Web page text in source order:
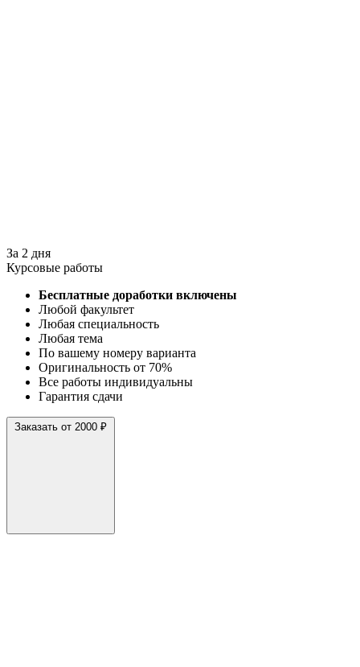
За 2 дня
Курсовые работы
Бесплатные доработки включены
Любой факультет
Любая специальность
Любая тема
По вашему номеру варианта
Оригинальность от 70%
Все работы индивидуальны
Гарантия сдачи
Заказать от 2000 ₽